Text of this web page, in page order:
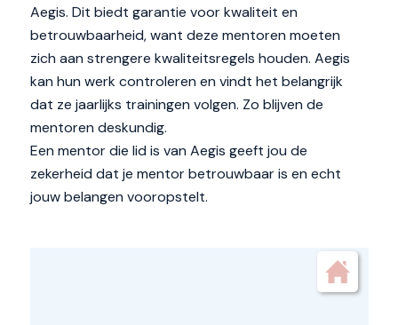
Aegis. Dit biedt garantie voor kwaliteit en
betrouwbaarheid, want deze mentoren moeten
zich aan strengere kwaliteitsregels houden. Aegis
kan hun werk controleren en vindt het belangrijk
dat ze jaarlijks trainingen volgen. Zo blijven de
mentoren deskundig.
Een mentor die lid is van Aegis geeft jou de
zekerheid dat je mentor betrouwbaar is en echt
jouw belangen vooropstelt.